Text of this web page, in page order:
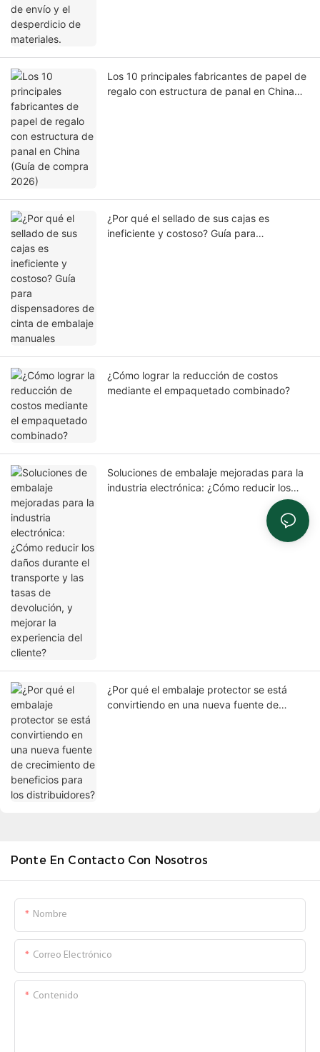
Los 10 principales fabricantes de papel de
regalo con estructura de panal en China
¿Por qué el sellado de sus cajas es
ineficiente y costoso? Guía para
¿Cómo lograr la reducción de costos
mediante el empaquetado combinado?
Soluciones de embalaje mejoradas para la
industria electrónica: ¿Cómo reducir los
daños durante el transporte y las tasas de
devolución, y mejorar la experiencia del
¿Por qué el embalaje protector se está
convirtiendo en una nueva fuente de
Ponte En Contacto Con Nosotros
Nombre
Correo Electrónico
Contenido